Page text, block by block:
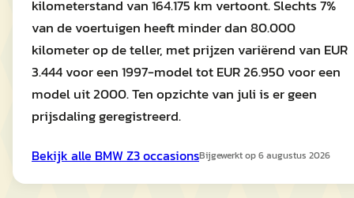
kilometerstand van 164.175 km vertoont. Slechts 7%
van de voertuigen heeft minder dan 80.000
kilometer op de teller, met prijzen variërend van EUR
3.444 voor een 1997-model tot EUR 26.950 voor een
model uit 2000. Ten opzichte van juli is er geen
prijsdaling geregistreerd.
Bekijk alle BMW Z3occasionsBijgewerkt op6 augustus 2026